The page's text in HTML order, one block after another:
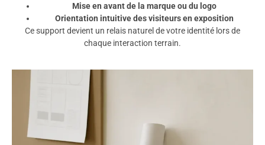
Mise en avant de la marque ou du logo
Orientation intuitive des visiteurs en exposition
Ce support devient un relais naturel de votre identité lors de
chaque interaction terrain.